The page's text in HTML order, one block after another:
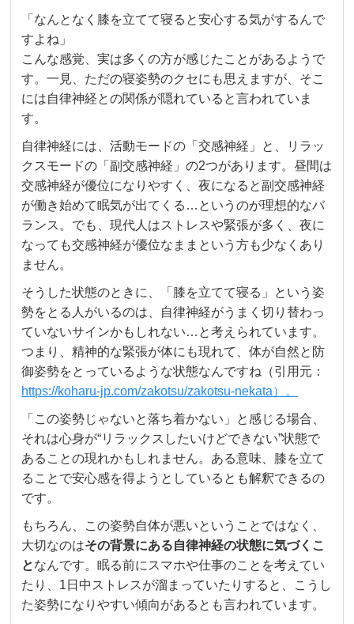
「なんとなく膝を立てて寝ると安心する気がするんで
すよね」
こんな感覚、実は多くの方が感じたことがあるようで
す。一見、ただの寝姿勢のクセにも思えますが、そこ
には自律神経との関係が隠れていると言われていま
す。
自律神経には、活動モードの「交感神経」と、リラッ
クスモードの「副交感神経」の2つがあります。昼間は
交感神経が優位になりやすく、夜になると副交感神経
が働き始めて眠気が出てくる…というのが理想的なバ
ランス。でも、現代人はストレスや緊張が多く、夜に
なっても交感神経が優位なままという方も少なくあり
ません。
そうした状態のときに、「膝を立てて寝る」という姿
勢をとる人がいるのは、自律神経がうまく切り替わっ
ていないサインかもしれない…と考えられています。
つまり、精神的な緊張が体にも現れて、体が自然と防
御姿勢をとっているような状態なんですね（引用元：
https://koharu-jp.com/zakotsu/zakotsu-nekata）。
「この姿勢じゃないと落ち着かない」と感じる場合、
それは心身が“リラックスしたいけどできない”状態で
あることの現れかもしれません。ある意味、膝を立て
ることで安心感を得ようとしているとも解釈できるの
です。
もちろん、この姿勢自体が悪いということではなく、
大切なのはその背景にある自律神経の状態に気づくこ
となんです。眠る前にスマホや仕事のことを考えてい
たり、1日中ストレスが溜まっていたりすると、こうし
た姿勢になりやすい傾向があるとも言われています。